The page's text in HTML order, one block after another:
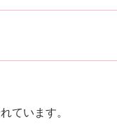
ています。